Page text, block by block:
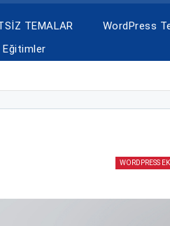
TEMALAR WordPress
Eğitimler
WORDPRESS